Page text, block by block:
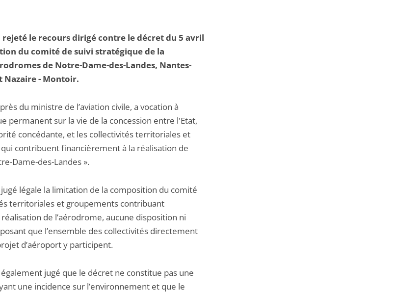
rejeté le recours dirigé contre le décret du 5 avril
du comité de suivi stratégique de la
de Notre-Dame-des-Landes, Nantes-
Nazaire - Montoir.
du ministre de l’aviation civile, a vocation à
permanent sur la vie de la concession entre l'Etat,
concédante, et les collectivités territoriales et
contribuent financièrement à la réalisation de
Dame-des-Landes ».
jugé légale la limitation de la composition du comité
territoriales et groupements contribuant
de l’aérodrome, aucune disposition ni
que l’ensemble des collectivités directement
d’aéroport y participent.
également jugé que le décret ne constitue pas une
une incidence sur l’environnement et que le